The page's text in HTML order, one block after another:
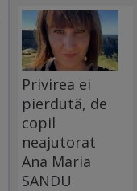
Privirea ei
pierdută, de
copil
neajutorat
Ana Maria
SANDU